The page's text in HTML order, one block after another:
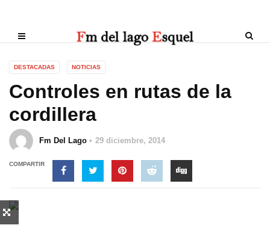
DESTACADAS NOTICIAS
Controles en rutas de la
cordillera
Fm Del Lago 29 diciembre, 2014
COMPARTIR